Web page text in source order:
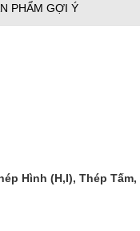
PHẨM GỢI Ý
Hình (H,I), Thép